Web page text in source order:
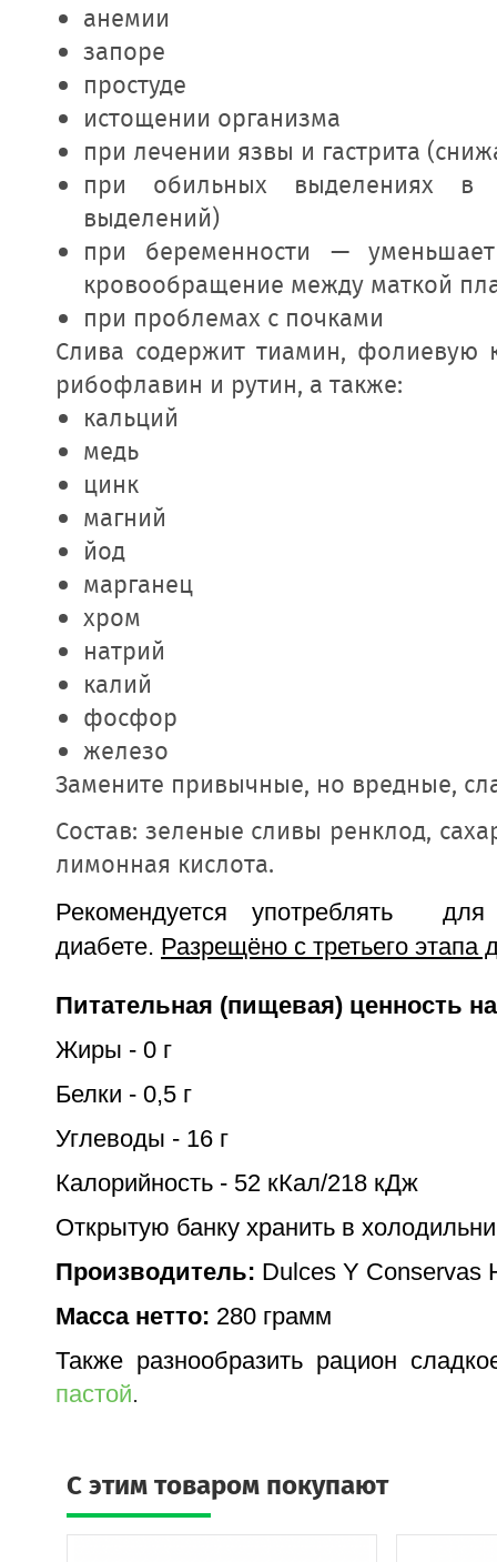
анемии
запоре
простуде
истощении организма
при лечении язвы и гастрита
при обильных выделениях в
выделений)
при беременности —
кровообращение между маткой
при проблемах с почками
Слива содержит тиамин, фолиевую
рибофлавин и рутин, а также:
кальций
медь
цинк
магний
йод
марганец
хром
натрий
калий
фосфор
железо
Замените привычные, но вредные,
Состав: зеленые сливы ренклод,
лимонная кислота.
Рекомендуется употреблять
диабете. Разрещёно с третьего этапа
Питательная (пищевая) ценность
Жиры - 0 г
Белки - 0,5 г
Углеводы - 16 г
Калорийность - 52 кКал/218 кДж
Открытую банку хранить в
Производитель: Dulces Y Conservas
Масса нетто: 280 грамм
Также разнообразить рацион
пастой.
C этим товаром покупают